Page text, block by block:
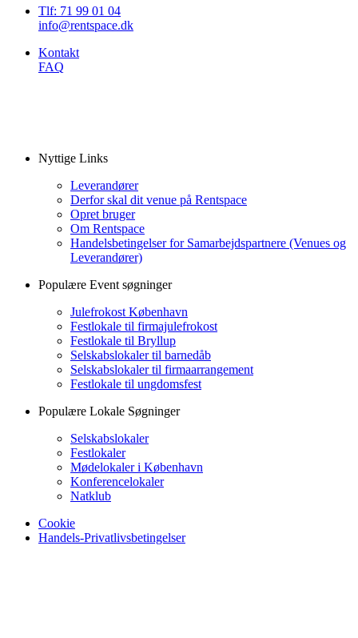
Tlf: 71 99 01 04
info@rentspace.dk
Kontakt
FAQ
Nyttige Links
Leverandører
Derfor skal dit venue på Rentspace
Opret bruger
Om Rentspace
Handelsbetingelser for Samarbejdspartnere (Venues og
Leverandører)
Populære Event søgninger
Julefrokost København
Festlokale til firmajulefrokost
Festlokale til Bryllup
Selskabslokaler til barnedåb
Selskabslokaler til firmaarrangement
Festlokale til ungdomsfest
Populære Lokale Søgninger
Selskabslokaler
Festlokaler
Mødelokaler i København
Konferencelokaler
Natklub
Cookie
Handels-Privatlivsbetingelser